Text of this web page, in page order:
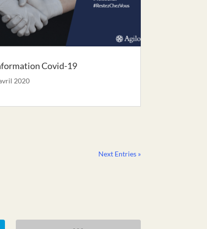
Covid-19
2020
Next Entries »